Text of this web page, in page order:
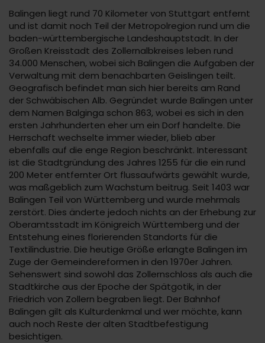
Balingen liegt rund 70 Kilometer von Stuttgart entfernt
und ist damit noch Teil der Metropolregion rund um die
baden-württembergische Landeshauptstadt. In der
Großen Kreisstadt des Zollernalbkreises leben rund
34.000 Menschen, wobei sich Balingen die Aufgaben der
Verwaltung mit dem benachbarten Geislingen teilt.
Geografisch befindet man sich hier bereits am Rand
der Schwäbischen Alb. Gegründet wurde Balingen unter
dem Namen Balginga schon 863, wobei es sich in den
ersten Jahrhunderten eher um ein Dorf handelte. Die
Herrschaft wechselte immer wieder, blieb aber
ebenfalls auf die enge Region beschränkt. Interessant
ist die Stadtgründung des Jahres 1255 für die ein rund
200 Meter entfernter Ort flussaufwärts gewählt wurde,
was maßgeblich zum Wachstum beitrug. Seit 1403 war
Balingen Teil von Württemberg und wurde mehrmals
zerstört. Dies änderte jedoch nichts an der Erhebung zur
Oberamtsstadt im Königreich Württemberg und der
Entstehung eines florierenden Standorts für die
Textilindustrie. Die heutige Größe erlangte Balingen im
Zuge der Gemeindereformen in den 1970er Jahren.
Sehenswert sind sowohl das Zollernschloss als auch die
Stadtkirche aus der Epoche der Spätgotik, in der
Friedrich von Zollern begraben liegt. Der Bahnhof
Balingen gilt als Kulturdenkmal und wer möchte, kann
auch noch Reste der alten Stadtbefestigung
besichtigen.